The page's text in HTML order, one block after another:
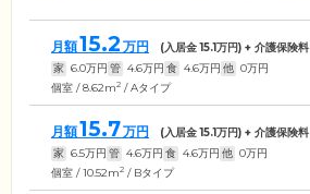
月額15.2 万円 (入居金15.1万円) + 介護保険料
家 6.0万円 管 4.6万円 食 4.6万円 他 0万円
個室 / 8.62m2 / Aタイプ
月額15.7万円 (入居金15.1万円) + 介護保険料
家 6.5万円 管 4.6万円 食 4.6万円 他 0万円
個室 / 10.52m2 / Bタイプ